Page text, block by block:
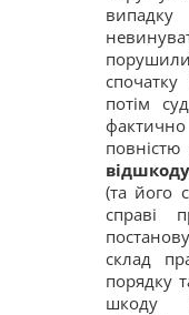
потім
(та його
справі
склад
порядку
шкоду